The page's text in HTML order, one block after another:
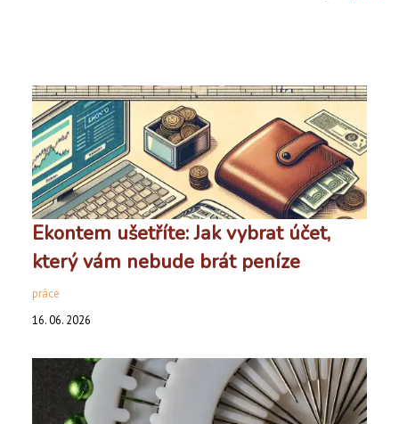
Ekontem ušetříte: Jak vybrat účet,
který vám nebude brát peníze
práce
16. 06. 2026